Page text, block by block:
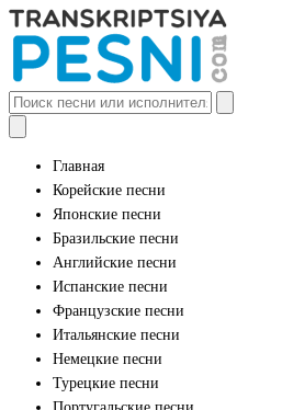
Главная
Корейские песни
Японские песни
Бразильские песни
Английские песни
Испанские песни
Французские песни
Итальянские песни
Немецкие песни
Турецкие песни